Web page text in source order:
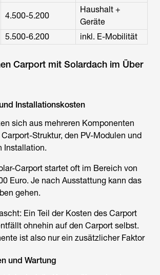
4.500-5.200
Haushalt +
Geräte
5.500-6.200 inkl. E-Mobilität
Carport mit Solardach im Über
Installationskosten
sich aus mehreren Komponenten
Struktur, den PV-Modulen und
Installation.
Carport startet oft im Bereich von
Euro. Je nach Ausstattung kann das
gehen.
Ein Teil der Kosten des Carport
ohnehin auf den Carport selbst.
ist also nur ein zusätzlicher Faktor
und Wartung